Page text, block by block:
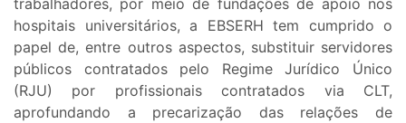
hospitais universitários, a EBSERH tem cumprido o
papel de, entre outros aspectos, substituir servidores
públicos contratados pelo Regime Jurídico Único
(RJU) por profissionais contratados via CLT,
aprofundando a precarização das relações de